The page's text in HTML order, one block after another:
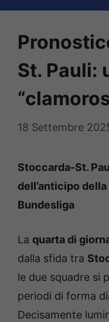
St. Pauli:
18 Settembre
Stoccarda-St.
dell’anticipo
Bundesliga
La quarta di
dalla sfida tra
le due squadre si
periodi di forma
Decisamente